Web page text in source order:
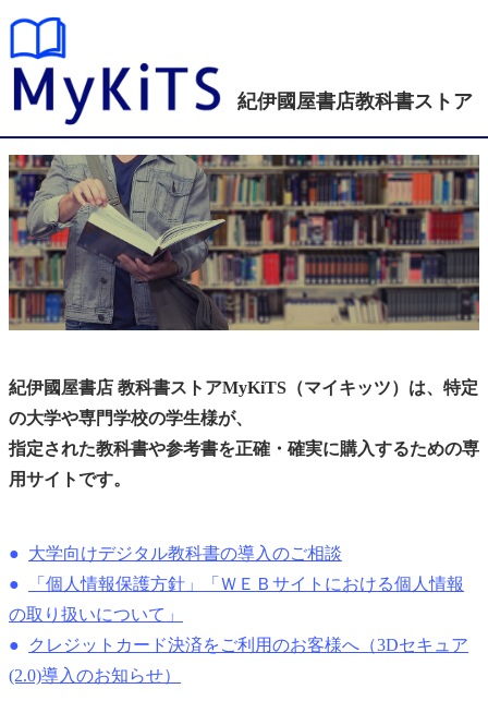
紀伊國屋書店教科書ストア
紀伊國屋書店 教科書ストアMyKiTS（マイキッツ）は、特定
の大学や専門学校の学生様が、
指定された教科書や参考書を正確・確実に購入するための専
用サイトです。
大学向けデジタル教科書の導入のご相談
「個人情報保護方針」「ＷＥＢサイトにおける個人情報
の取り扱いについて」
クレジットカード決済をご利用のお客様へ（3Dセキュア
(2.0)導入のお知らせ）